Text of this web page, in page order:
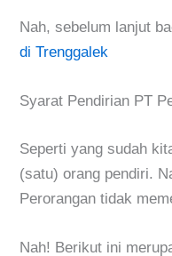
Nah, sebelum lanjut
di Trenggalek
Syarat Pendirian PT
Seperti yang sudah
(satu) orang pendiri.
Perorangan tidak
Nah! Berikut ini